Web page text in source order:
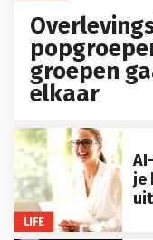
groepen
elkaar
LIFE
je